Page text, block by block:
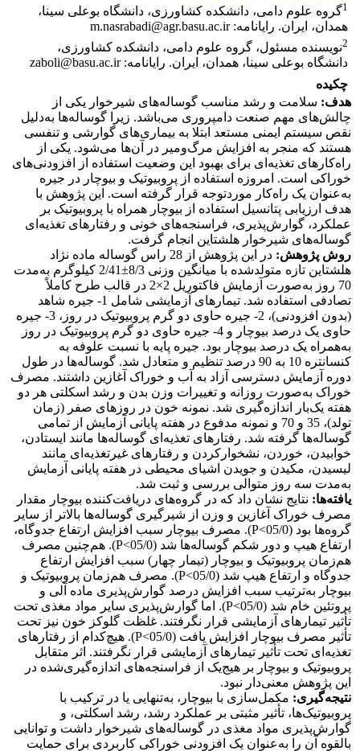
1گروه علوم دامی، دانشکده کشاورزی، دانشگاه بوعلی سینا،
همدان، ایران. رایانامه: m.nasrabadi@agr.basu.ac.ir
2نویسنده مسئول، گروه علوم دامی، دانشکده کشاورزی،
دانشگاه بوعلی سینا، همدان، ایران. رایانامه: zaboli@basu.ac.ir
چکیده
هدف: سلامت و رشد مناسب گوساله‌های شیرخوار یکی از
چالش‌های مهم صنعت دامپروری می‌باشد. زیرا گوساله‌ها به‌دلیل
نقص سیستم ایمنی مستعد ابتلا به بیماری‌های گوارشی و تنفسی
هستند که منجر به افزایش مرگ‌ومیر در آن‌ها می‌شود. یکی از
راه‌کارهای تغذیه‌ای برای بهبود این وضعیت استفاده از افزودنی‌های
خوراکی است. امروزه استفاده از پروبیوتیک و بیوچار در جیره
به‌عنوان یک راه‌کار موردتوجه قرار گرفته است. این پژوهش با
هدف ارزیابی پتانسیل استفاده از بیوچار همراه با پروبیوتیک بر
عملکرد، گوارش‌پذیری، فراسنجه‌های خونی و رفتارهای تغذیه‌ای
گوساله‌های شیرخوار هلشتاین انجام گرفت.
روش پژوهش:
در این پژوهش از 28 راس گوساله ماده نژاد
هلشتاین تازه متولدشده با میانگین وزنی 8/3±2/41 کیلوگرم به‌مدت
70 روز به‌صورت آزمایش فاکتوریل 2×2 در قالب طرح کاملاً
تصادفی استفاده شد. تیمارهای آزمایشی شامل 1- جیره شاهد
(بدون افزودنی)، 2- جیره حاوی دو گرم پروبیوتیک در روز، 3- جیره
حاوی یک درصد بیوچار و 4- جیره حاوی دو گرم پروبیوتیک در روز
به‌همراه یک درصد بیوچار بود. جیره پایه با نسبت علوفه به
کنسانتره 10 به 90 درصد تنظیم و متعادل شد. گوساله‌ها در طول
دوره آزمایش دسترسی آزاد به آب و خوراک آغازین داشتند. مصرف
خوراک به‌صورت روزانه و تغییرات وزن بدن و رشد اسکلتی هر دو
هفته یک‌بار اندازه‌گیری شد. نمونه خون در روزهای صفر (زمان
تولد)، 35 و 70 و نمونه مدفوع در هفته پایانی آزمایش از تمامی
گوساله‌ها گرفته شد. رفتارهای تغذیه‌ای گوساله‌ها مانند ایستادن،
خوابیدن، خوردن، نشخوارکردن و رفتارهای غیرتغذیه‌ای مانند
لیسیدن، مکیدن و جویدن اشیای محیطی در هفته پایانی آزمایش
به‌مدت سه روز متوالی بررسی و ثبت شد.
یافته‌ها: نتایج نشان داد که در گروه‌های دریافت‌کننده بیوچار مقدار
مصرف خوراک آغازین و وزن از شیرگیری گوساله‌ها بالاتر از سایر
گروه‌ها بود (05/0>P). مصرف بیوچار سبب افزایش ارتفاع جدوگاه،
ارتفاع هیپ و دور شکم گوساله‌ها شد (05/0>P). هم‌چنین مصرف
هم‌زمان پروبیوتیک و بیوچار (تیمار چهار) سبب افزایش ارتفاع
جدوگاه و ارتفاع هیپ شد (05/0>P). مصرف هم‌زمان پروبیوتیک و
بیوچار به‌ترتیب سبب افزایش درصد گوارش‌پذیری ماده آلی و
پروتئین خام شد (05/0>P). اما گوارش‌پذیری سایر مواد مغذی تحت
تأثیر تیمارهای آزمایشی قرار نگرفتند. غلظت گلوکز خون نیز تحت
تأثیر مصرف بیوچار افزایش یافت (05/0>P). هیچ‌کدام از رفتارهای
تغذیه‌ای تحت تأثیر تیمارهای آزمایشی قرار نگرفتند. اثر متقابل
پروبیوتیک و بیوچار بر هیج‌یک از فراسنجه‌های اندازه‌گیری‌شده در
این پژوهش معنی‌دار نبود.
نتیجه‌گیری: مکمل‌سازی با بیوچار، به‌تنهایی یا در ترکیب با
پروبیوتیک‌ها، تأثیر مثبتی بر عملکرد رشد، رشد اسکلتی، و
گوارش‌پذیری مواد مغذی در گوساله‌های شیرخوار داشت و توانایی
بالقوه آن را به‌عنوان یک افزودنی خوراکی کاربردی برای حمایت